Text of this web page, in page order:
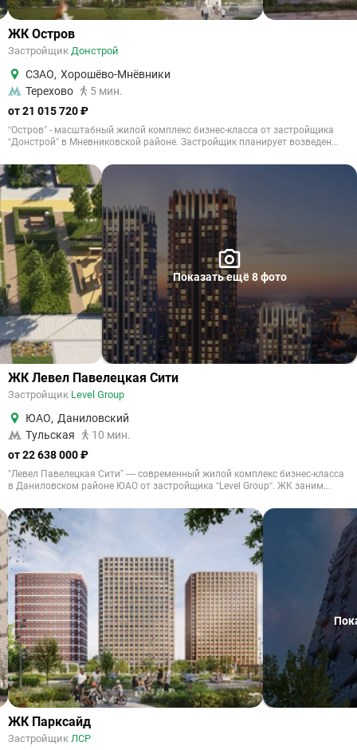
ЖК Остров
Застройщик Донстрой
СЗАО, Хорошёво-Мнёвники
Терехово
5 мин.
от 21 015 720 ₽
“Остров” - масштабный жилой комплекс бизнес-класса от застройщика
“Донстрой” в Мневниковской районе. Застройщик планирует возведен...
Показать ещё 8 фото
ЖК Левел Павелецкая Сити
Застройщик Level Group
ЮАО, Даниловский
Тульская
10 мин.
от 22 638 000 ₽
"Левел Павелецкая Сити” — современный жилой комплекс бизнес-класса
в Даниловском районе ЮАО от застройщика “Level Group“. ЖК заним...
ЖК Парксайд
Застройщик ЛСР